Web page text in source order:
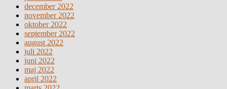
december 2022
november 2022
oktober 2022
september 2022
august 2022
juli 2022
juni 2022
maj 2022
april 2022